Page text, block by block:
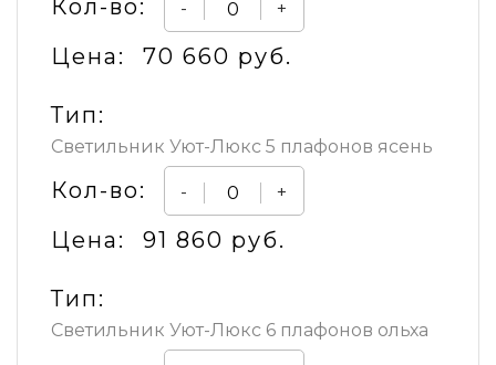
Кол-во: - +
Цена: 70 660 руб.
Тип:
Светильник Уют-Люкс 5 плафонов ясень
Кол-во: - +
Цена: 91 860 руб.
Тип:
Светильник Уют-Люкс 6 плафонов ольха